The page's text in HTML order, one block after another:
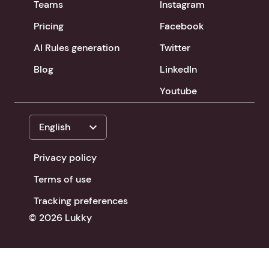
Teams
Pricing
AI Rules generation
Blog
Instagram
Facebook
Twitter
LinkedIn
Youtube
English expand_more
Privacy policy
Terms of use
Tracking preferences
© 2026 Lukky